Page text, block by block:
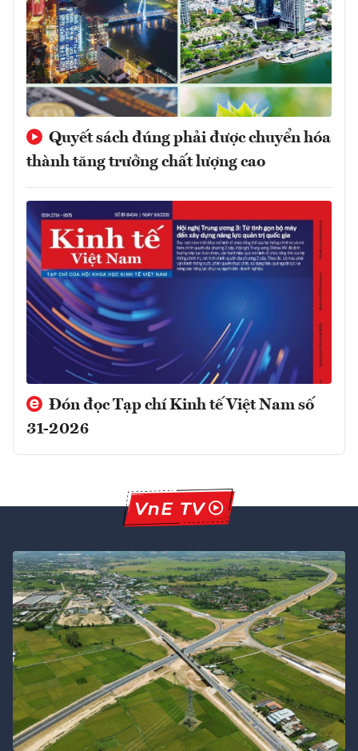
Quyết sách đúng phải được chuyển hóa
thành tăng trưởng chất lượng cao
Đón đọc Tạp chí Kinh tế Việt Nam số
31-2026